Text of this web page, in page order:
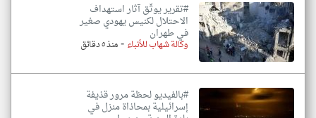
#تقرير يوثّق آثار استهداف
الاحتلال لكنيس يهودي صغير
في طهران
وكالة شهاب للأنباء -منذ ٥ دقائق
#بالفيديو لحظة مرور قذيفة
إسرائيلية بمحاذاة منزل في